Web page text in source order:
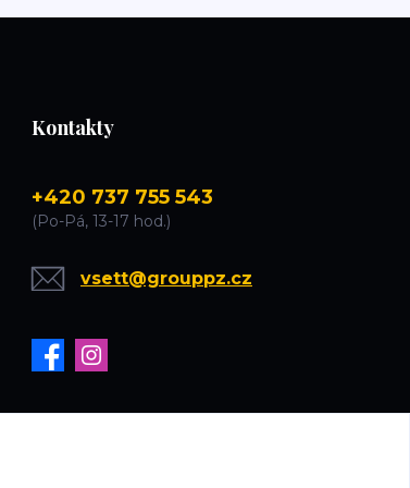
Kontakty
+420 737 755 543
(Po-Pá, 13-17 hod.)
vsett@grouppz.cz